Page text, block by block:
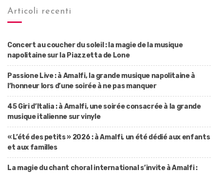
Articoli recenti
Concert au coucher du soleil : la magie de la musique
napolitaine sur la Piazzetta de Lone
Passione Live : à Amalfi, la grande musique napolitaine à
l’honneur lors d’une soirée à ne pas manquer
45 Giri d’Italia : à Amalfi, une soirée consacrée à la grande
musique italienne sur vinyle
« L’été des petits » 2026 : à Amalfi, un été dédié aux enfants
et aux familles
La magie du chant choral international s’invite à Amalfi :